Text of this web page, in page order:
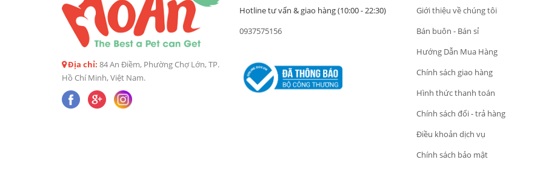
Địa chỉ: 84 An Điềm, Phường Chợ Lớn, TP.
Hồ Chí Minh, Việt Nam.
Hotline tư vấn & giao hàng (10:00 - 22:30)
0937575156
Giới thiệu về chúng tôi
Bán buôn - Bán sỉ
Hướng Dẫn Mua Hàng
Chính sách giao hàng
Hình thức thanh toán
Chính sách đổi - trả hàng
Điều khoản dịch vụ
Chính sách bảo mật